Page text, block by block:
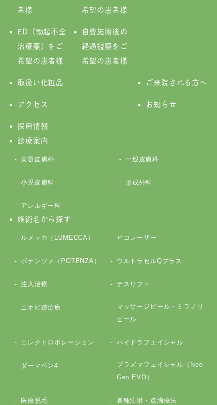
者様
希望の患者様
ED（勃起不全
治療薬）をご
希望の患者様
自費施術後の
経過観察をご
希望の患者様
取扱い化粧品 ご来院される方へ
アクセス お知らせ
採用情報
診療案内
美容皮膚科 一般皮膚科
小児皮膚科 形成外科
アレルギー科
施術名から探す
ルメッカ（LUMECCA） ピコレーザー
ポテンツァ（POTENZA） ウルトラセルQプラス
注入治療 テスリフト
ニキビ跡治療
マッサージピール・ミラノリ
ピール
エレクトロポレーション ハイドラフェイシャル
ダーマペン4
プラズマフェイシャル（Neo
Gen EVO）
医療脱毛 各種注射・点滴療法